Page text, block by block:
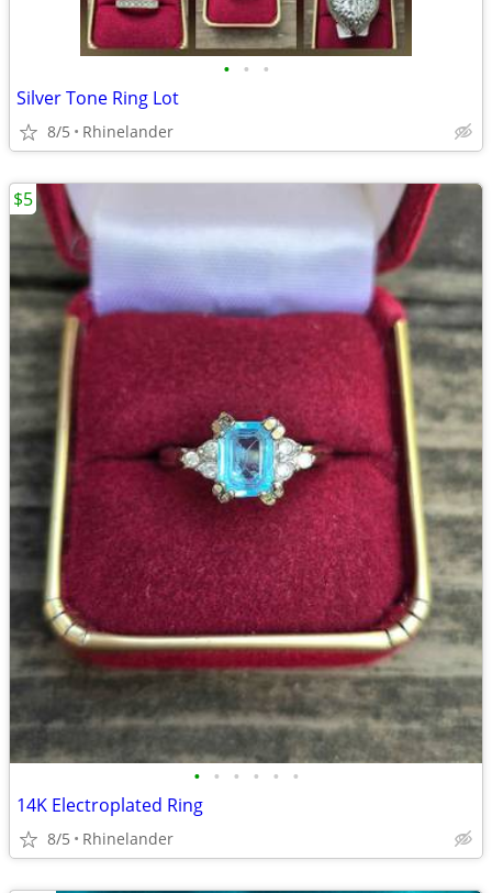
• • •
Silver Tone Ring Lot
8/5 Rhinelander
• • • • • •
14K Electroplated Ring
8/5 Rhinelander
$5